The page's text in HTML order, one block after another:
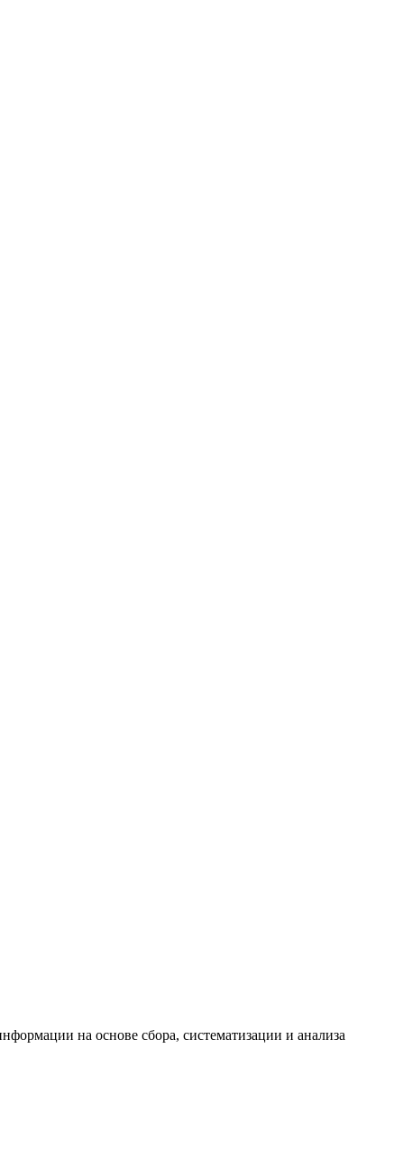
на основе сбора, систематизации и анализа